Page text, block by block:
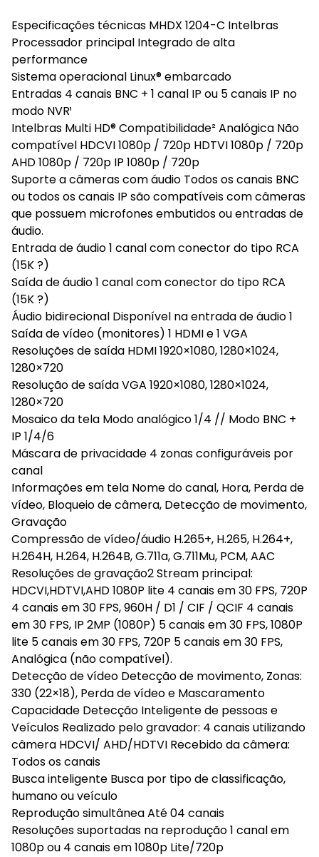
Especificações técnicas MHDX 1204-C Intelbras
Processador principal Integrado de alta
performance
Sistema operacional Linux® embarcado
Entradas 4 canais BNC + 1 canal IP ou 5 canais IP no
modo NVR¹
Intelbras Multi HD® Compatibilidade² Analógica Não
compatível HDCVI 1080p / 720p HDTVI 1080p / 720p
AHD 1080p / 720p IP 1080p / 720p
Suporte a câmeras com áudio Todos os canais BNC
ou todos os canais IP são compatíveis com câmeras
que possuem microfones embutidos ou entradas de
áudio.
Entrada de áudio 1 canal com conector do tipo RCA
(15K ?)
Saída de áudio 1 canal com conector do tipo RCA
(15K ?)
Áudio bidirecional Disponível na entrada de áudio 1
Saída de vídeo (monitores) 1 HDMI e 1 VGA
Resoluções de saída HDMI 1920×1080, 1280×1024,
1280×720
Resolução de saída VGA 1920×1080, 1280×1024,
1280×720
Mosaico da tela Modo analógico 1/4 // Modo BNC +
IP 1/4/6
Máscara de privacidade 4 zonas configuráveis por
canal
Informações em tela Nome do canal, Hora, Perda de
vídeo, Bloqueio de câmera, Detecção de movimento,
Gravação
Compressão de vídeo/áudio H.265+, H.265, H.264+,
H.264H, H.264, H.264B, G.711a, G.711Mu, PCM, AAC
Resoluções de gravação2 Stream principal:
HDCVI,HDTVI,AHD 1080P lite 4 canais em 30 FPS, 720P
4 canais em 30 FPS, 960H / D1 / CIF / QCIF 4 canais
em 30 FPS, IP 2MP (1080P) 5 canais em 30 FPS, 1080P
lite 5 canais em 30 FPS, 720P 5 canais em 30 FPS,
Analógica (não compatível).
Detecção de vídeo Detecção de movimento, Zonas:
330 (22×18), Perda de vídeo e Mascaramento
Capacidade Detecção Inteligente de pessoas e
Veículos Realizado pelo gravador: 4 canais utilizando
câmera HDCVI/ AHD/HDTVI Recebido da câmera:
Todos os canais
Busca inteligente Busca por tipo de classificação,
humano ou veículo
Reprodução simultânea Até 04 canais
Resoluções suportadas na reprodução 1 canal em
1080p ou 4 canais em 1080p Lite/720p